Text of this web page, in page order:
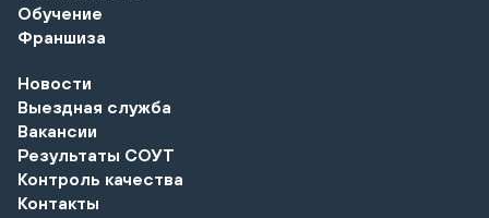
Обучение
Франшиза
Новости
Выездная служба
Вакансии
Результаты СОУТ
Контроль качества
Контакты